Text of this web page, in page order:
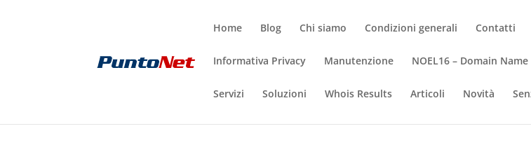
Home Blog Chi siamo Condizioni generali Contatti
Informativa Privacy Manutenzione NOEL16 – Domain
Servizi Soluzioni Whois Results Articoli Novità